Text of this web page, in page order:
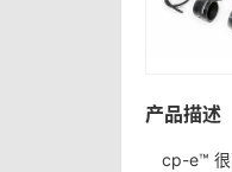
产品描述
cp-e™ 很